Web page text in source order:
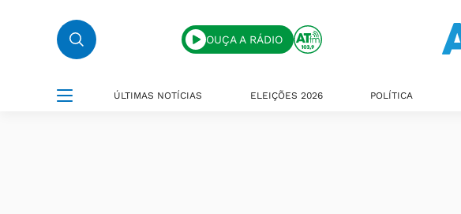
OUÇA A RÁDIO
ÚLTIMAS NOTÍCIAS ELEIÇÕES 2026 POLÍTICA